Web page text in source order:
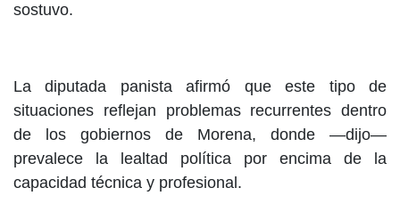
sostuvo.
La diputada panista afirmó que este tipo de
situaciones reflejan problemas recurrentes dentro
de los gobiernos de Morena, donde —dijo—
prevalece la lealtad política por encima de la
capacidad técnica y profesional.